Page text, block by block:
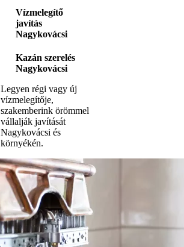
Vízmelegítő
javítás
Nagykovácsi
Kazán szerelés
Nagykovácsi
Legyen régi vagy új
vízmelegítője,
szakemberink örömmel
vállalják javítását
Nagykovácsi és
környékén.